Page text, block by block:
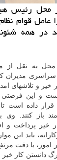
رئیس
عامل قوام
در همه
به نقل از
مدیران
خیر و تلاشهای
و این فرصتی
قرار داده است
باز كنند.
خیر پرداخت و
باید این
با دقت
دانستن كار